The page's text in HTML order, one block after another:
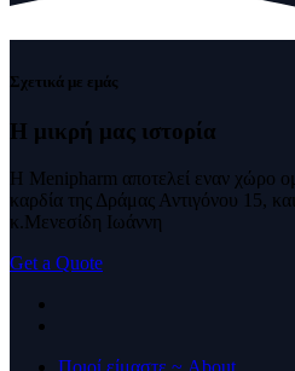
Σχετικά με εμάς
Η μικρή μας ιστορία
Η Menipharm αποτελεί εναν χώρο
καρδία της Δράμας Αντιγόνου 15,
κ.Μενεσίδη Ιωάννη
Get a Quote
Ποιοί είμαστε ~ About